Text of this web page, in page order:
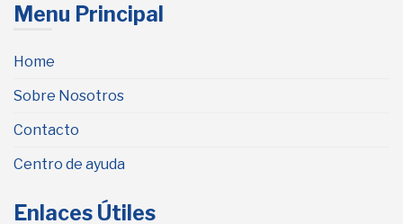
Menu Principal
Home
Sobre Nosotros
Contacto
Centro de ayuda
Enlaces Útiles